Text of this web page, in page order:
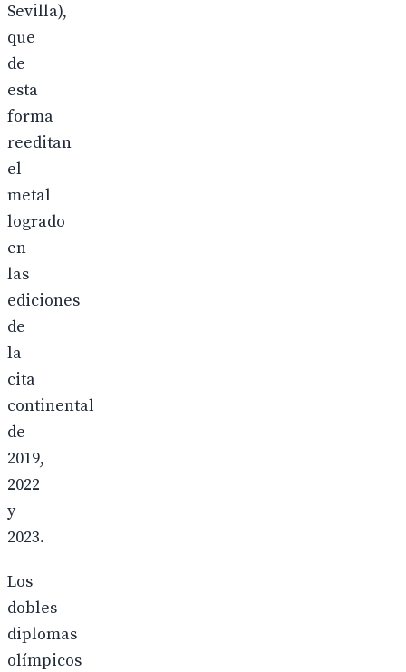
Sevilla),
que
de
esta
forma
reeditan
el
metal
logrado
en
las
ediciones
de
la
cita
continental
de
2019,
2022
y
2023.
Los
dobles
diplomas
olímpicos